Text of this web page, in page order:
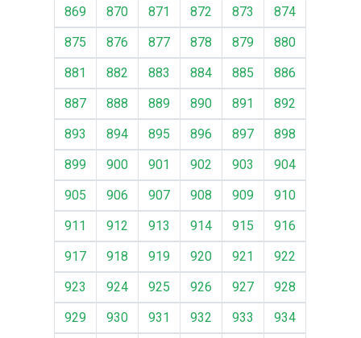
869
870 871 872 873
874
875
876 877 878 879
880
881
882 883 884 885
886
887
888 889 890 891
892
893
894 895 896 897
898
899
900 901 902 903
904
905
906 907 908 909
910
911
912 913 914 915
916
917
918 919 920 921
922
923
924 925 926 927
928
929
930 931 932 933
934